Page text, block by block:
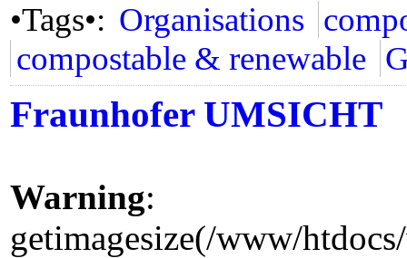
•Tags•: Organisations
compostable & renewable
Fraunhofer UMSICHT
Warning:
getimagesize(/www/